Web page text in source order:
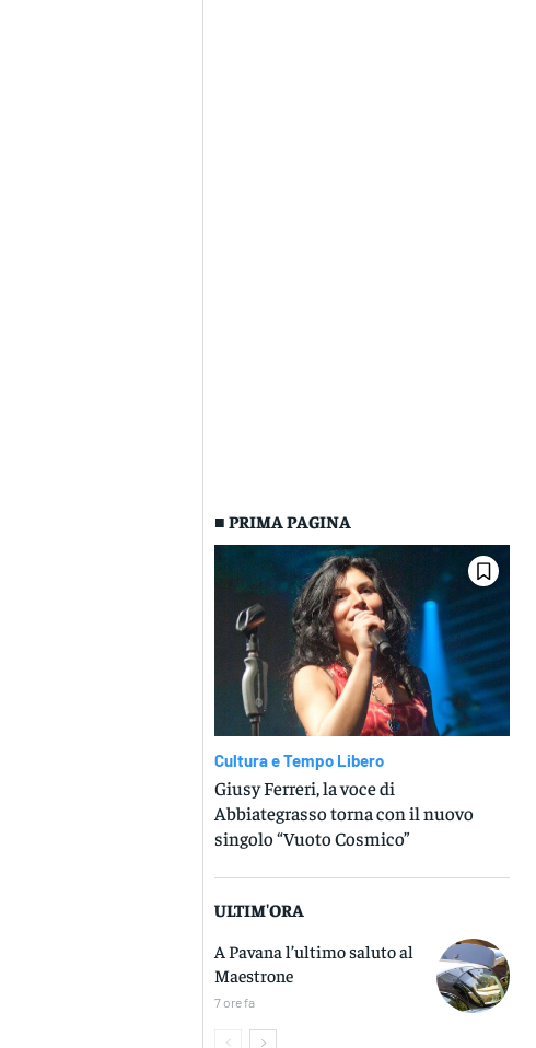
■ PRIMA PAGINA
Cultura e Tempo Libero
Giusy Ferreri, la voce di
Abbiategrasso torna con il nuovo
singolo “Vuoto Cosmico”
ULTIM'ORA
A Pavana l’ultimo saluto al
Maestrone
7 ore fa